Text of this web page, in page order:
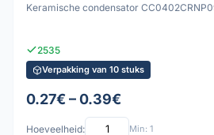
Keramische condensator
2535
Verpakking van 10 stuks
0.27€ – 0.39€
Hoeveelheid: Min: 1